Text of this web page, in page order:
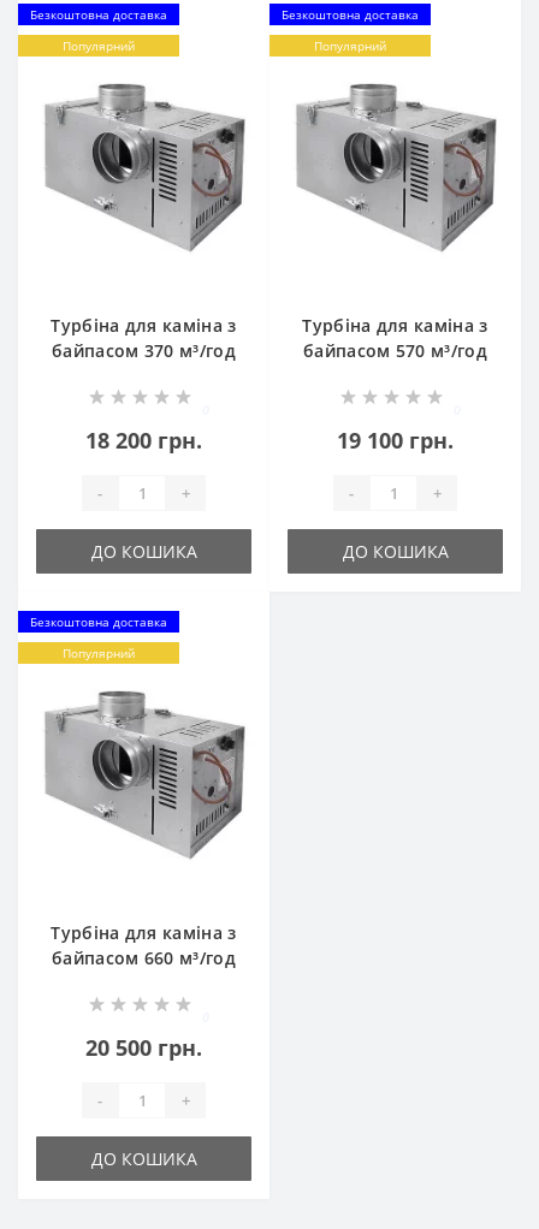
Безкоштовна доставка
Популярний
Турбіна для каміна з
байпасом 370 м³/год
18 200 грн.
- +
ДО КОШИКА
Безкоштовна доставка
Популярний
Турбіна для каміна з
байпасом 570 м³/год
19 100 грн.
- +
ДО КОШИКА
Безкоштовна доставка
Популярний
Турбіна для каміна з
байпасом 660 м³/год
20 500 грн.
- +
ДО КОШИКА